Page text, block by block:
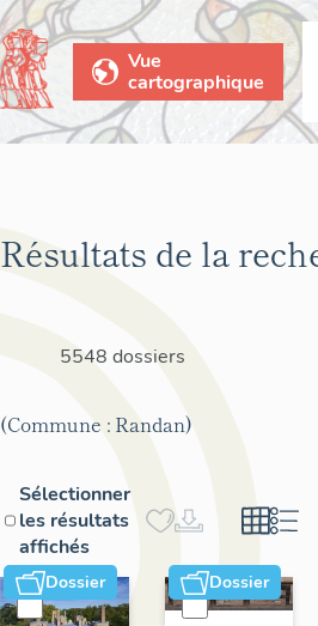
Vue
cartographique
Résultats de la
5548 dossiers
(Commune : Randan)
Sélectionner
les résultats
affichés
Dossier Dossier